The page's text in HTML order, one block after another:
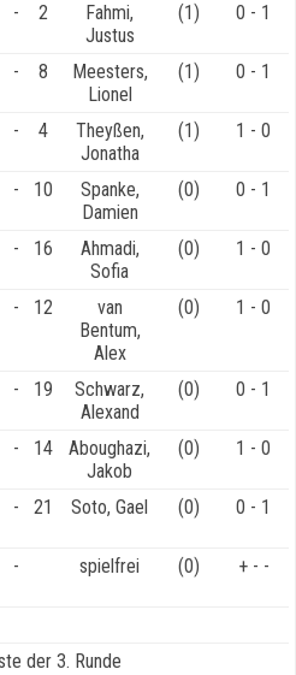
- 2
Fahmi,
Justus
(1) 0 - 1
- 8
Meesters,
Lionel
(1) 0 - 1
- 4
Theyßen,
Jonatha
(1) 1 - 0
- 10
Spanke,
Damien
(0) 0 - 1
- 16
Ahmadi,
Sofia
(0) 1 - 0
- 12
van
Bentum,
Alex
(0) 1 - 0
- 19
Schwarz,
Alexand
(0) 0 - 1
- 14
Aboughazi,
Jakob
(0) 1 - 0
- 21 Soto, Gael (0) 0 - 1
- spielfrei (0) + - -
der 3. Runde